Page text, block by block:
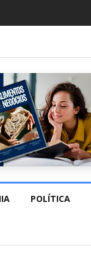
POLÍTICA